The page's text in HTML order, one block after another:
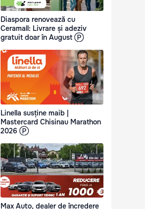
Diaspora renovează cu
Ceramall: Livrare și adeziv
gratuit doar în August Ⓟ
Linella susține maib |
Mastercard Chisinau Marathon
2026 Ⓟ
Max Auto, dealer de încredere